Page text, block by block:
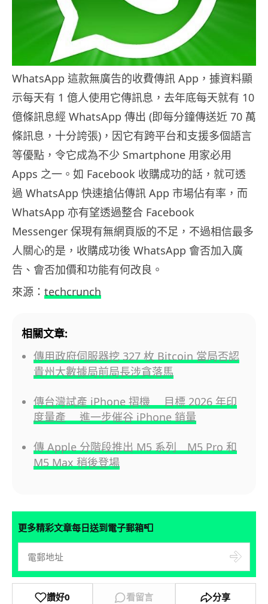
WhatsApp 這款無廣告的收費傳訊 App，據資料顯
示每天有 1 億人使用它傳訊息，去年底每天就有 10
億條訊息經 WhatsApp 傳出 (即每分鐘傳送近 70 萬
條訊息，十分誇張)，因它有跨平台和支援多個語言
等優點，令它成為不少 Smartphone 用家必用
Apps 之一。如 Facebook 收購成功的話，就可透
過 WhatsApp 快速搶佔傳訊 App 市場佔有率，而
WhatsApp 亦有望透過整合 Facebook
Messenger 保現有無網頁版的不足，不過相信最多
人關心的是，收購成功後 WhatsApp 會否加入廣
告、會否加價和功能有何改良。
來源： techcrunch
相關文章:
傳用政府伺服器挖 327 枚 Bitcoin 當局否認
貴州大數據局前局長涉貪落馬
傳台灣試產 iPhone 摺機 目標 2026 年印
度量產 進一步催谷 iPhone 銷量
傳 Apple 分階段推出 M5 系列 M5 Pro 和
M5 Max 稍後登場
更多精彩文章每日送到電子郵箱📮
讚好0 看留言 分享